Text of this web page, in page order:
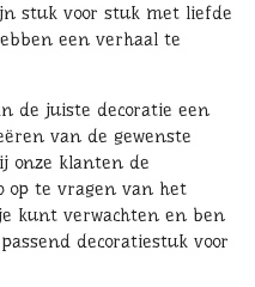
stuk voor stuk met liefde
een verhaal te
de juiste decoratie een
van de gewenste
onze klanten de
op te vragen van het
kunt verwachten en ben
decoratiestuk voor